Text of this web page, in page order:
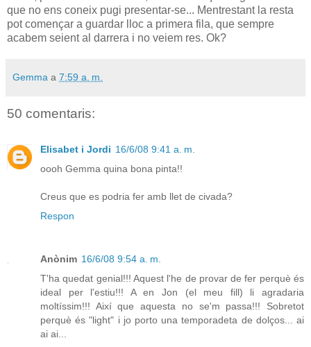
que no ens coneix pugi presentar-se... Mentrestant la resta
pot començar a guardar lloc a primera fila, que sempre
acabem seient al darrera i no veiem res. Ok?
Gemma a 7:59 a. m.
50 comentaris:
Elisabet i Jordi 16/6/08 9:41 a. m.
oooh Gemma quina bona pinta!!
Creus que es podria fer amb llet de civada?
Respon
Anònim 16/6/08 9:54 a. m.
T'ha quedat genial!!! Aquest l'he de provar de fer perquè és
ideal per l'estiu!!! A en Jon (el meu fill) li agradaria
moltíssim!!! Així que aquesta no se'm passa!!! Sobretot
perquè és "light" i jo porto una temporadeta de dolços... ai
ai ai...